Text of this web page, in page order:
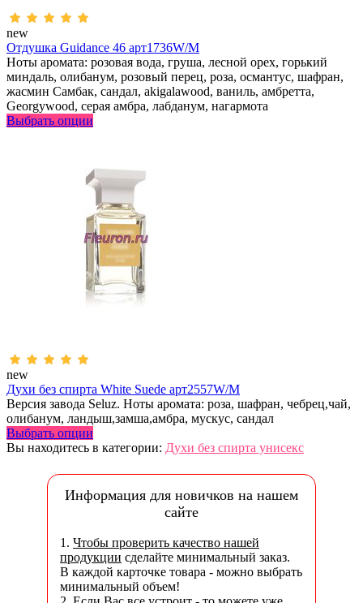
new
Отдушка Guidance 46 арт1736W/M
Ноты аромата: розовая вода, груша, лесной орех, горький
миндаль, олибанум, розовый перец, роза, османтус, шафран,
жасмин Самбак, сандал, аkigalawood, ваниль, амбретта,
Georgywood, серая амбра, лабданум, нагармота
Выбрать опции
new
Духи без спирта White Suede арт2557W/M
Версия завода Seluz. Ноты аромата: роза, шафран, чебрец,чай,
олибанум, ландыш,замша,амбра, мускус, сандал
Выбрать опции
Вы находитесь в категории: Духи без спирта унисекс
Информация для новичков на нашем
сайте
1. Чтобы проверить качество нашей
продукции сделайте минимальный заказ.
В каждой карточке товара - можно выбрать
минимальный объем!